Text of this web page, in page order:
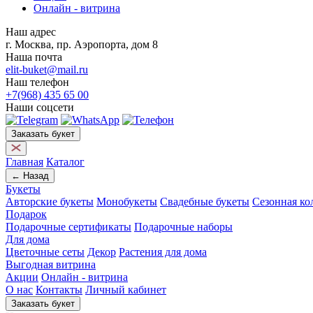
Онлайн - витрина
Наш адрес
г. Москва, пр. Аэропорта, дом 8
Наша почта
elit-buket@mail.ru
Наш телефон
+7(968) 435 65 00
Наши соцсети
Заказать букет
Главная Каталог
← Назад
Букеты
Авторские букеты Монобукеты Свадебные букеты Сезонная
Подарок
Подарочные сертификаты Подарочные наборы
Для дома
Цветочные сеты Декор Растения для дома
Выгодная витрина
Акции Онлайн - витрина
О нас Контакты Личный кабинет
Заказать букет